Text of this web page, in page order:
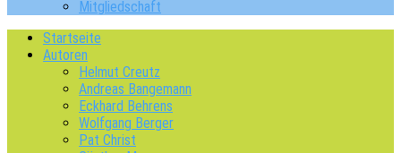
Mitgliedschaft
Startseite
Autoren
Helmut Creutz
Andreas Bangemann
Eckhard Behrens
Wolfgang Berger
Pat Christ